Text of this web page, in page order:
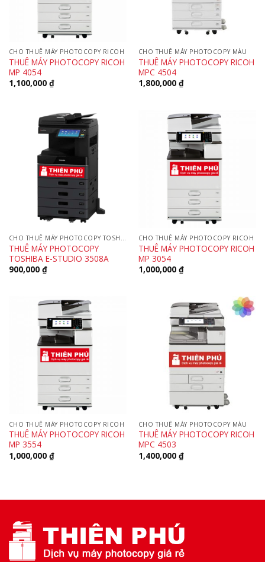
CHO THUÊ MÁY PHOTOCOPY RICOH
THUÊ MÁY PHOTOCOPY RICOH
MP 4054
1,100,000 ₫
CHO THUÊ MÁY PHOTOCOPY MÀU
THUÊ MÁY PHOTOCOPY RICOH
MPC 4504
1,800,000 ₫
CHO THUÊ MÁY PHOTOCOPY TOSHIBA
THUÊ MÁY PHOTOCOPY
TOSHIBA E-STUDIO 3508A
900,000 ₫
CHO THUÊ MÁY PHOTOCOPY RICOH
THUÊ MÁY PHOTOCOPY RICOH
MP 3054
1,000,000 ₫
CHO THUÊ MÁY PHOTOCOPY RICOH
THUÊ MÁY PHOTOCOPY RICOH
MP 3554
1,000,000 ₫
CHO THUÊ MÁY PHOTOCOPY MÀU
THUÊ MÁY PHOTOCOPY RICOH
MPC 4503
1,400,000 ₫